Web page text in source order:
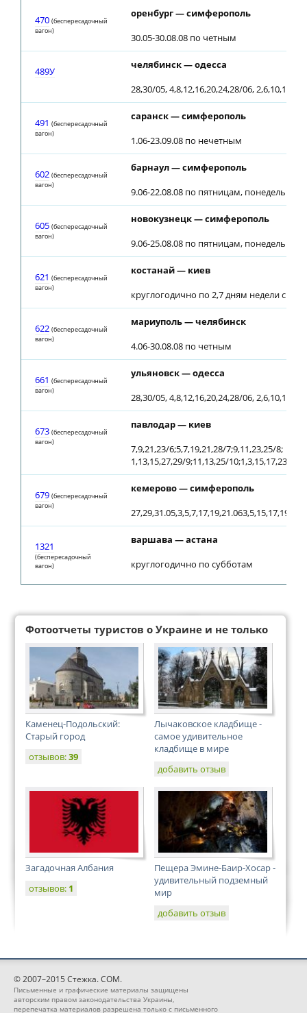
470 (беспересадочный
вагон)
оренбург — симферополь
30.05-30.08.08 по четным
489У
челябинск — одесса
28,30/05, 4,8,12,16,20,24,28/06,
491 (беспересадочный
вагон)
саранск — симферополь
1.06-23.09.08 по нечетным
602 (беспересадочный
вагон)
барнаул — симферополь
9.06-22.08.08 по пятницам,
605 (беспересадочный
вагон)
новокузнецк — симферополь
9.06-25.08.08 по пятницам,
621 (беспересадочный
вагон)
костанай — киев
круглогодично по 2,7 дням недели с
622 (беспересадочный
вагон)
мариуполь — челябинск
4.06-30.08.08 по четным
661 (беспересадочный
вагон)
ульяновск — одесса
28,30/05, 4,8,12,16,20,24,28/06,
673 (беспересадочный
вагон)
павлодар — киев
7,9,21,23/6;5,7,19,21,28/7;9,11,23,25/8;
1,13,15,27,29/9;11,13,25/10;1,3,15,17,23/
679 (беспересадочный
вагон)
кемерово — симферополь
1321
(беспересадочный
вагон)
варшава — астана
круглогодично по субботам
Фотоотчеты туристов о Украине и не только
Каменец-Подольский:
Старый город
отзывов:39
Лычаковское кладбище -
самое удивительное
кладбище в мире
добавить отзыв
Загадочная Албания
отзывов: 1
Пещера Эмине-Баир-Хосар -
удивительный подземный
мир
добавить отзыв
© 2007–2015 Стежка. COM.
Письменные и графические материалы защищены
авторским правом законодательства Украины,
перепечатка материалов разрешена только с письменного